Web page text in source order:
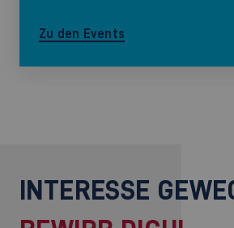
Zu den Events
INTERESSE